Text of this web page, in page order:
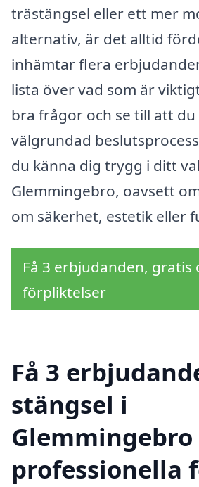
trästängsel eller ett mer
alternativ, är det alltid
inhämtar flera
lista över vad som är
bra frågor och se till att
välgrundad
du känna dig trygg i ditt
Glemmingebro, oavsett
om säkerhet, estetik eller
Få 3 erbjudanden, gratis
förpliktelser
Få 3
stängsel i
professionella